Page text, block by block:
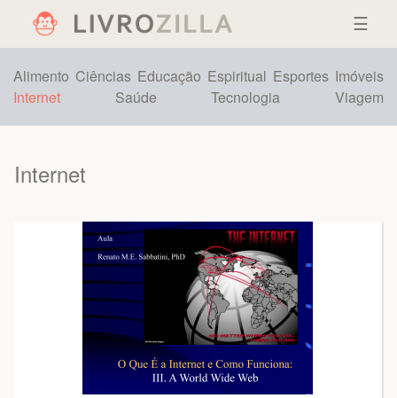
☰
Alimento Ciências Educação Espiritual Esportes Imóveis
Internet
Saúde Tecnologia Viagem
Internet